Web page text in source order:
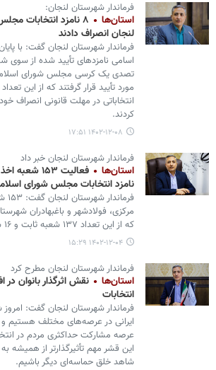
فرماندار شهرستان لنجان:
استان‌ها
۸ نامزد انتخابات
لنجان انصراف دادند
فرماندار شهرستان لنجان گفت: با
تصدی یک کرسی مجلس شورای اسلامی
انتخاباتی در مهلت قانونی انصراف
کردند.
۱۴۰۲-۱۲-۰۸ ۱۷:۵۱
فرماندار شهرستان لنجان خبر داد
استان‌ها
نامزد انتخابات مجلس شورای
مرکزی، فولادشهر و باغبهادران
که از این تعداد ۱۳۷ شعبه ثابت و ۱۶ شعبه سیار هستند.
۱۴۰۲-۱۲-۰۴ ۱۵:۲۹
فرماندار شهرستان لنجان مطرح کرد
استان‌ها
نقش اثرگذار بانوان
انتخابات
فرماندار شهرستان لنجان گفت:
ایرانی در عرصه‌های مختلف هستیم و
عرصه مشارکت حداکثری مردم در
این قشر مهم تأثیرگذارتر از همیشه
شاهد خلق حماسه‌ای دیگر باشیم.